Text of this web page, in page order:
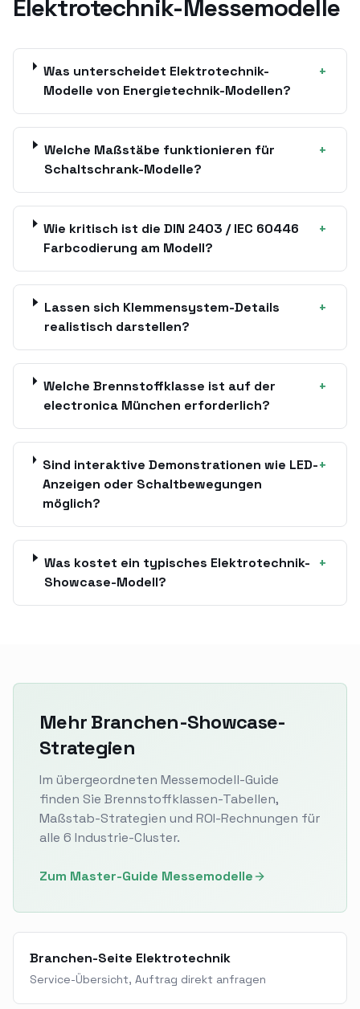
Elektrotechnik-Messemodelle
Was unterscheidet Elektrotechnik-
Modelle von Energietechnik-Modellen?
+
Welche Maßstäbe funktionieren für
Schaltschrank-Modelle?
+
Wie kritisch ist die DIN 2403 / IEC 60446
Farbcodierung am Modell?
+
Lassen sich Klemmensystem-Details
realistisch darstellen?
+
Welche Brennstoffklasse ist auf der
electronica München erforderlich?
+
Sind interaktive Demonstrationen wie LED-
Anzeigen oder Schaltbewegungen
möglich?
+
Was kostet ein typisches Elektrotechnik-
Showcase-Modell?
+
Mehr Branchen-Showcase-
Strategien
Im übergeordneten Messemodell-Guide
finden Sie Brennstoffklassen-Tabellen,
Maßstab-Strategien und ROI-Rechnungen für
alle 6 Industrie-Cluster.
Zum Master-Guide Messemodelle
Branchen-Seite Elektrotechnik
Service-Übersicht, Auftrag direkt anfragen